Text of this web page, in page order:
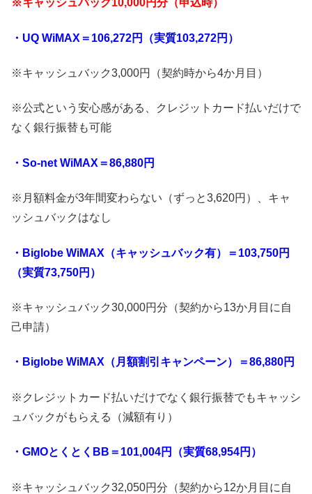
※キャッシュバック10,000円分（申込時）
・UQ WiMAX＝106,272円（実質103,272円）
※キャッシュバック3,000円（契約時から4か月目）
※公式という安心感がある、クレジットカード払いだけで
なく銀行振替も可能
・So-net WiMAX＝86,880円
※月額料金が3年間変わらない（ずっと3,620円）、キャ
ッシュバックはなし
・Biglobe WiMAX（キャッシュバック有）＝103,750円
（実質73,750円）
※キャッシュバック30,000円分（契約から13か月目に自
己申請）
・Biglobe WiMAX（月額割引キャンペーン）＝86,880円
※クレジットカード払いだけでなく銀行振替でもキャッシ
ュバックがもらえる（減額有り）
・GMOとくとくBB＝101,004円（実質68,954円）
※キャッシュバック32,050円分（契約から12か月目に自